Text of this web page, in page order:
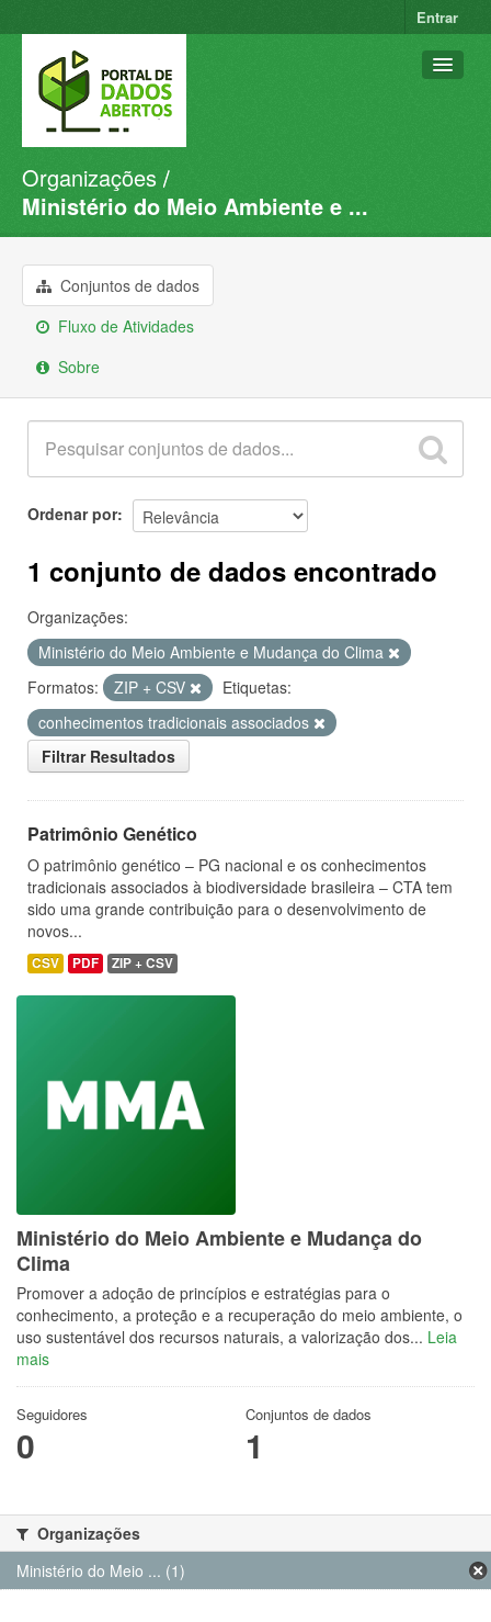
Entrar
Conjuntos de dados
Organizações
Sobre
Organizações
Ministério do Meio Ambiente e ...
Conjuntos de dados
Fluxo de Atividades
Sobre
Ordenar por
1 conjunto de dados encontrado
Organizações:
Ministério do Meio Ambiente e Mudança do Clima
Formatos:
ZIP + CSV
Etiquetas:
conhecimentos tradicionais associados
Filtrar Resultados
Patrimônio Genético
O patrimônio genético – PG nacional e os conhecimentos
tradicionais associados à biodiversidade brasileira – CTA tem
sido uma grande contribuição para o desenvolvimento de
novos...
CSV PDF ZIP + CSV
Ministério do Meio Ambiente e Mudança do
Clima
Promover a adoção de princípios e estratégias para o
conhecimento, a proteção e a recuperação do meio ambiente, o
uso sustentável dos recursos naturais, a valorização dos... Leia
mais
Seguidores
0
Conjuntos de dados
1
Organizações
Ministério do Meio ... (1)